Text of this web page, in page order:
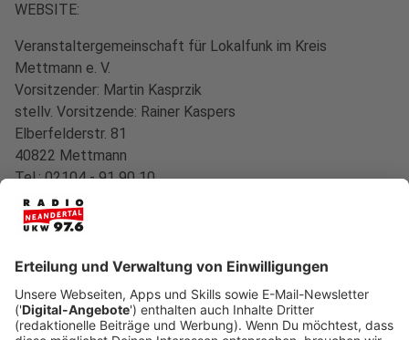
WEBSITE:
Veranstaltergemeinschaft für Lokalfunk im Kreis
Mettmann e. V.
Vorsitzender: Martin Kasprzik
stellv. Vorsitzende: Rainer Kaspers
Elberfelderstr. 81
40822 Mettmann
Tel.: 02104 - 91 90 10
E-Mail: hotline@radioneandertal.de
Vereinsregisternummer VR 10616
Steuernummer: 103/5927/0828
Weitere Verantwortliche: Tatjana Pioschyk,